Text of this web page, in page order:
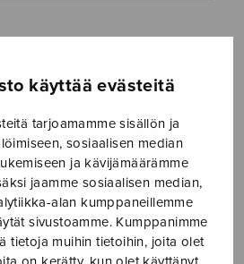
käyttää evästeitä
tarjoamamme sisällön ja
sosiaalisen median
ja kävijämäärämme
jaamme sosiaalisen median,
alan kumppaneillemme
sivustoamme. Kumppanimme
tietoja muihin tietoihin, joita olet
›
& Sinfoniaorkesteri
– Suurkuoro &